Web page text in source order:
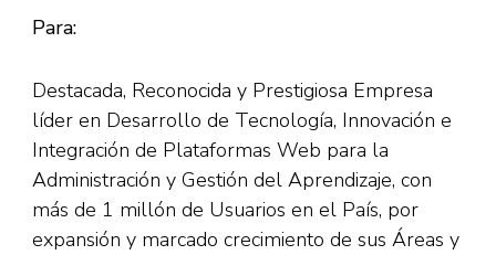
Para:
Destacada, Reconocida y Prestigiosa Empresa
líder en Desarrollo de Tecnología, Innovación e
Integración de Plataformas Web para la
Administración y Gestión del Aprendizaje, con
más de 1 millón de Usuarios en el País, por
expansión y marcado crecimiento de sus Áreas y